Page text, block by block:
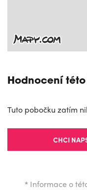
Hodnocení
Tuto pobočku zatím
CHCI
* Informace o